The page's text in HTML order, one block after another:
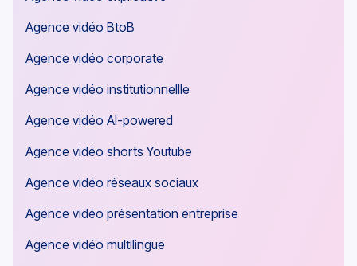
Agence vidéo BtoB
Agence vidéo corporate
Agence vidéo institutionnellle
Agence vidéo AI-powered
Agence vidéo shorts Youtube
Agence vidéo réseaux sociaux
Agence vidéo présentation entreprise
Agence vidéo multilingue